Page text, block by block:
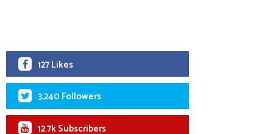
127 Likes
3,240 Followers
12.7k Subscribers